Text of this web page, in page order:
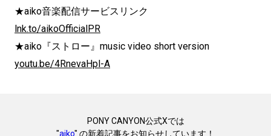
★aiko音楽配信サービスリンク
lnk.to/aikoOfficialPR
★aiko『ストロー』music video short version
youtu.be/4RnevaHpl-A
PONY CANYON公式Xでは
"aiko" の新着記事をお知らせしています！